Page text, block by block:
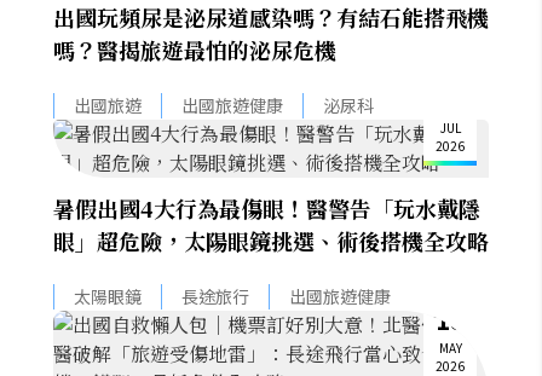
出國玩頻尿是泌尿道感染嗎？有結石能搭飛機
嗎？醫揭旅遊最怕的泌尿危機
出國旅遊 出國旅遊健康 泌尿科
JUL
2026
暑假出國4大行為最傷眼！醫警告「玩水戴隱
眼」超危險，太陽眼鏡挑選、術後搭機全攻略
太陽眼鏡 長途旅行 出國旅遊健康
18
MAY
2026